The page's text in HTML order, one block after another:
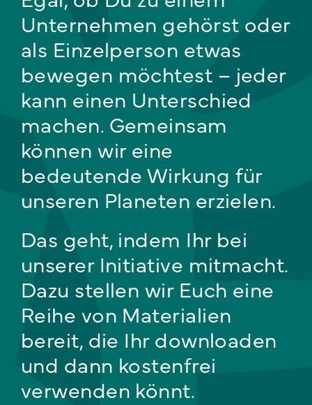
Webshop
FAQ häufige Fragen
Kontakt
Unternehmen gehörst oder
als Einzelperson etwas
bewegen möchtest – jeder
kann einen Unterschied
machen. Gemeinsam
können wir eine
bedeutende Wirkung für
unseren Planeten erzielen.
Das geht, indem Ihr bei
unserer Initiative mitmacht.
Dazu stellen wir Euch eine
Reihe von Materialien
bereit, die Ihr downloaden
und dann kostenfrei
verwenden könnt.